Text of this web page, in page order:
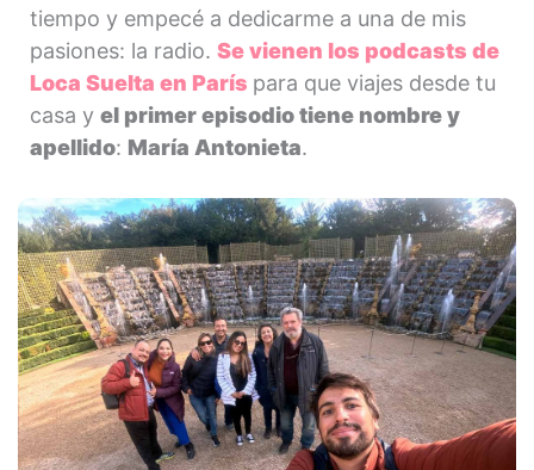
tiempo y empecé a dedicarme a una de mis
pasiones: la radio. Se vienen los podcasts de
Loca Suelta en París para que viajes desde tu
casa y el primer episodio tiene nombre y
apellido: María Antonieta.